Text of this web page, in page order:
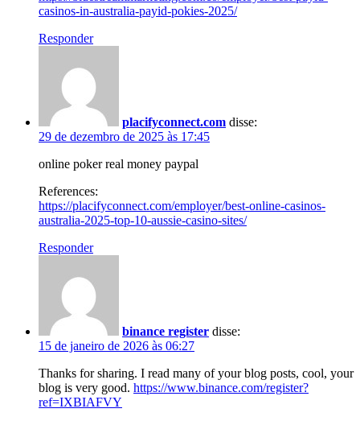
casinos-in-australia-payid-pokies-2025/
Responder
placifyconnect.com disse:
29 de dezembro de 2025 às 17:45
online poker real money paypal
References:
https://placifyconnect.com/employer/best-online-casinos-
australia-2025-top-10-aussie-casino-sites/
Responder
binance register disse:
15 de janeiro de 2026 às 06:27
Thanks for sharing. I read many of your blog posts, cool, your
blog is very good. https://www.binance.com/register?
ref=IXBIAFVY